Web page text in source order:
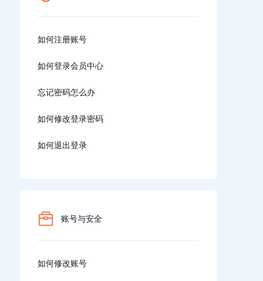
如何注册账号
如何登录会员中心
忘记密码怎么办
如何修改登录密码
如何退出登录
账号与安全
如何修改账号